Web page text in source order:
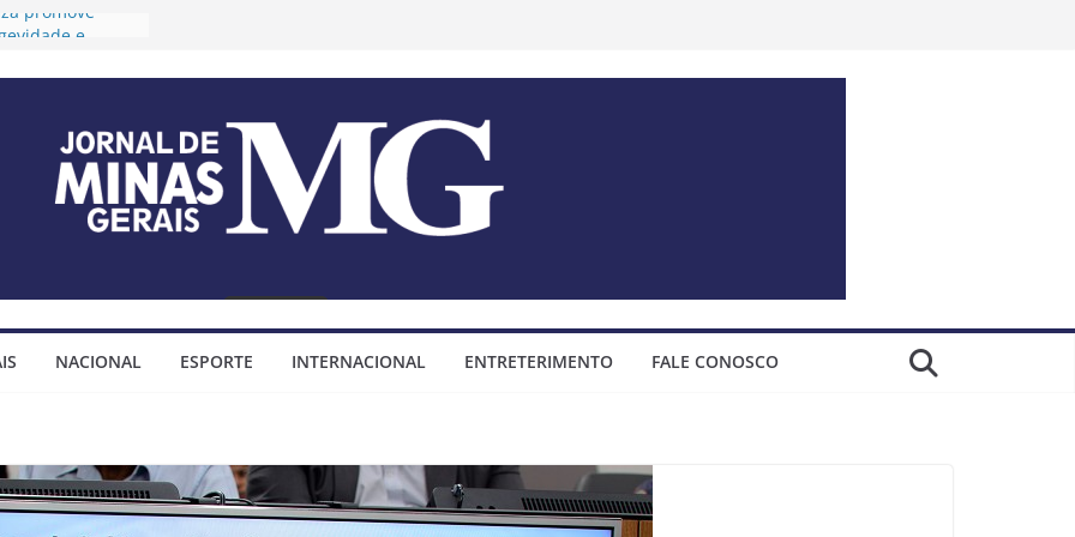
promove
públicas
Diretor e do
assina
construção
NACIONAL ESPORTE INTERNACIONAL ENTRETERIMENTO FALE CONOSCO